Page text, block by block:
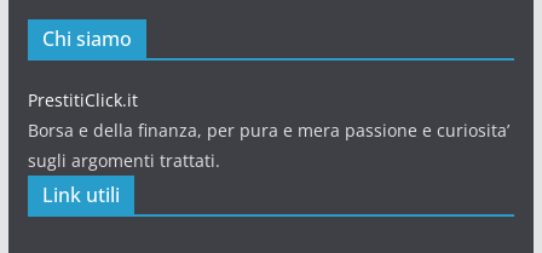
Chi siamo
PrestitiClick.it
Borsa e della finanza, per pura e mera passione e curiosita’
sugli argomenti trattati.
Link utili